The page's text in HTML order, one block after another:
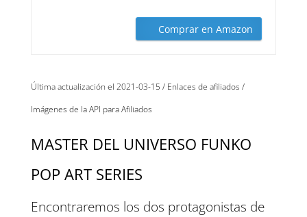
Comprar en Amazon
Última actualización el 2021-03-15 / Enlaces de afiliados /
Imágenes de la API para Afiliados
MASTER DEL UNIVERSO FUNKO
POP ART SERIES
Encontraremos los dos protagonistas de